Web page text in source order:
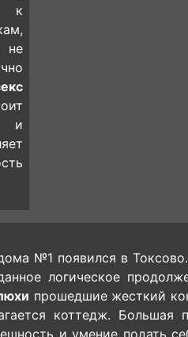
к
не
и
№1 появился в
логическое
прошедшие жесткий
коттедж. Большая
и умение подать